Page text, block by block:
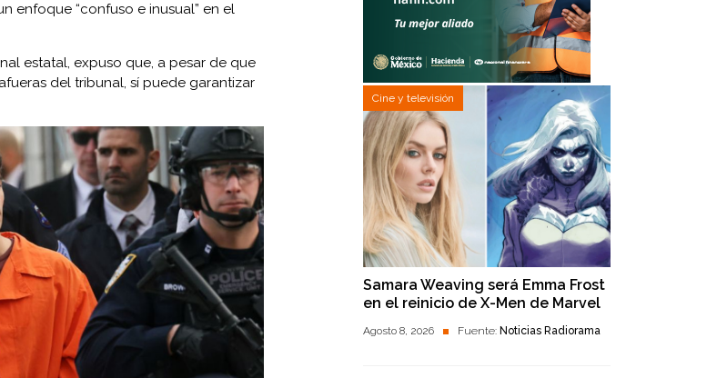
enfoque “confuso e inusual” en el
estatal, expuso que, a pesar de que
del tribunal, sí puede garantizar
Cine y televisión
Samara Weaving será Emma Frost
en el reinicio de X-Men de Marvel
Agosto 8, 2026 Fuente: Noticias Radiorama